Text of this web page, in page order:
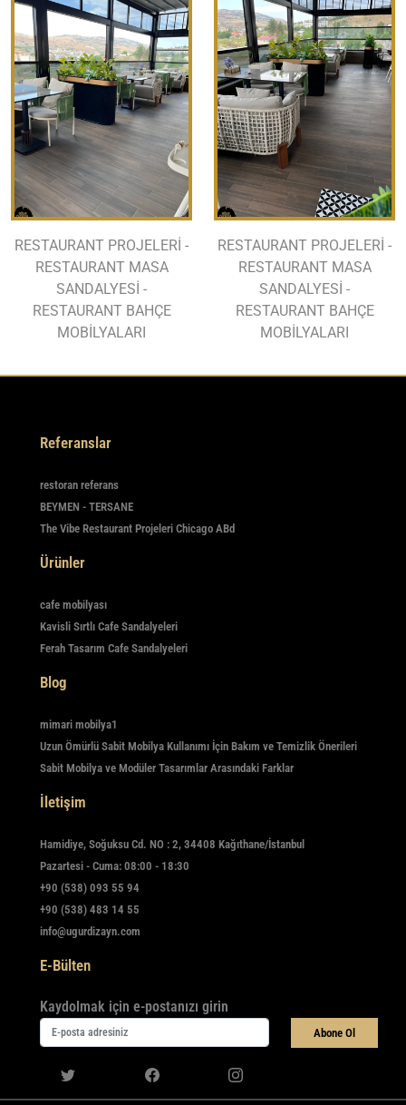
RESTAURANT PROJELERİ -
RESTAURANT MASA
SANDALYESİ -
RESTAURANT BAHÇE
MOBİLYALARI
RESTAURANT PROJELERİ -
RESTAURANT MASA
SANDALYESİ -
RESTAURANT BAHÇE
MOBİLYALARI
Referanslar
restoran referans
BEYMEN - TERSANE
The Vibe Restaurant Projeleri Chicago ABd
Ürünler
cafe mobilyası
Kavisli Sırtlı Cafe Sandalyeleri
Ferah Tasarım Cafe Sandalyeleri
Blog
mimari mobilya1
Uzun Ömürlü Sabit Mobilya Kullanımı İçin Bakım ve Temizlik Önerileri
Sabit Mobilya ve Modüler Tasarımlar Arasındaki Farklar
İletişim
Hamidiye, Soğuksu Cd. NO : 2, 34408 Kağıthane/İstanbul
Pazartesi - Cuma: 08:00 - 18:30
+90 (538) 093 55 94
+90 (538) 483 14 55
info@ugurdizayn.com
E-Bülten
Kaydolmak için e-postanızı girin
Abone Ol